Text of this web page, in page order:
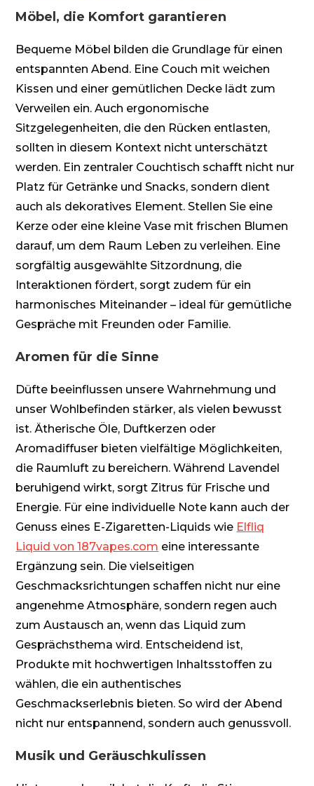
Möbel, die Komfort garantieren
Bequeme Möbel bilden die Grundlage für einen
entspannten Abend. Eine Couch mit weichen
Kissen und einer gemütlichen Decke lädt zum
Verweilen ein. Auch ergonomische
Sitzgelegenheiten, die den Rücken entlasten,
sollten in diesem Kontext nicht unterschätzt
werden. Ein zentraler Couchtisch schafft nicht nur
Platz für Getränke und Snacks, sondern dient
auch als dekoratives Element. Stellen Sie eine
Kerze oder eine kleine Vase mit frischen Blumen
darauf, um dem Raum Leben zu verleihen. Eine
sorgfältig ausgewählte Sitzordnung, die
Interaktionen fördert, sorgt zudem für ein
harmonisches Miteinander – ideal für gemütliche
Gespräche mit Freunden oder Familie.
Aromen für die Sinne
Düfte beeinflussen unsere Wahrnehmung und
unser Wohlbefinden stärker, als vielen bewusst
ist. Ätherische Öle, Duftkerzen oder
Aromadiffuser bieten vielfältige Möglichkeiten,
die Raumluft zu bereichern. Während Lavendel
beruhigend wirkt, sorgt Zitrus für Frische und
Energie. Für eine individuelle Note kann auch der
Genuss eines E-Zigaretten-Liquids wie Elfliq
Liquid von 187vapes.com eine interessante
Ergänzung sein. Die vielseitigen
Geschmacksrichtungen schaffen nicht nur eine
angenehme Atmosphäre, sondern regen auch
zum Austausch an, wenn das Liquid zum
Gesprächsthema wird. Entscheidend ist,
Produkte mit hochwertigen Inhaltsstoffen zu
wählen, die ein authentisches
Geschmackserlebnis bieten. So wird der Abend
nicht nur entspannend, sondern auch genussvoll.
Musik und Geräuschkulissen